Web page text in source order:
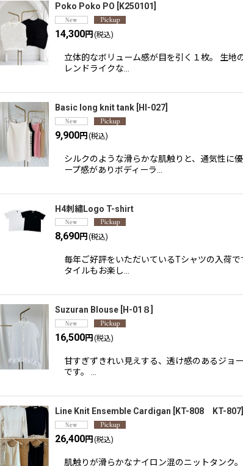
Poko Poko PO K250101
14,300円 (税込)
立体的なボリューム感が目を引く１枚。 生
レンドライクな…
Basic long knit tank HI-027
9,900円(税込)
シルクのような滑らかな肌触りと、通気性に
ープ感がありボディーラ…
H4刺繡Logo T-shirt
8,690円 (税込)
毎年ご好評をいただいているTシャツの入荷
タイルもお楽し…
Suzuran Blouse H-01８
16,500円 (税込)
甘すぎずきれい見えする、透け感のあるジョ
です。 …
Line Knit Ensemble Cardigan KT-808 KT-807
26,400円 (税込)
肌触りが滑らかなナイロン混のニットタンク